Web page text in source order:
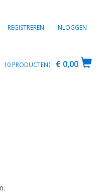
REGISTREREN INLOGGEN
€ 0,00
0PRODUCTEN